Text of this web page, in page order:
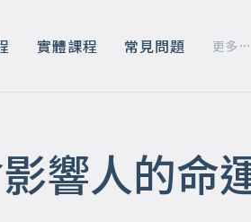
實體課程 常見問題 更多
響人的命